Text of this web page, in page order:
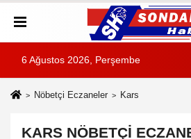
6 Ağustos 2026, Perşembe
Nöbetçi Eczaneler Kars
KARS NÖBETÇI